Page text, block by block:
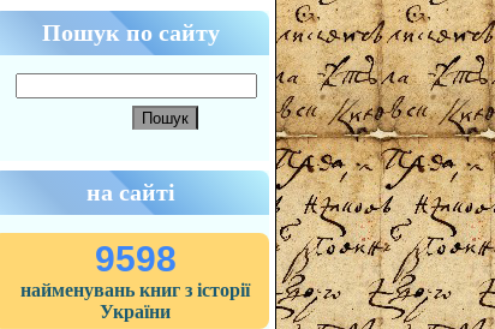
Пошук по сайту
на сайті
9598
найменувань книг з історії
України